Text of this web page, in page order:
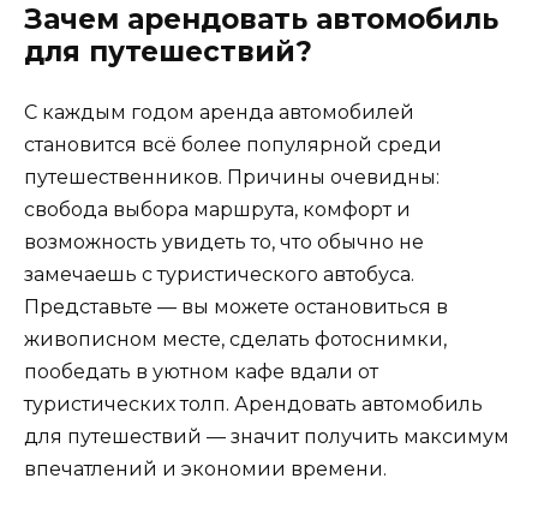
Зачем арендовать автомобиль
для путешествий?
С каждым годом аренда автомобилей
становится всё более популярной среди
путешественников. Причины очевидны:
свобода выбора маршрута, комфорт и
возможность увидеть то, что обычно не
замечаешь с туристического автобуса.
Представьте — вы можете остановиться в
живописном месте, сделать фотоснимки,
пообедать в уютном кафе вдали от
туристических толп. Арендовать автомобиль
для путешествий — значит получить максимум
впечатлений и экономии времени.